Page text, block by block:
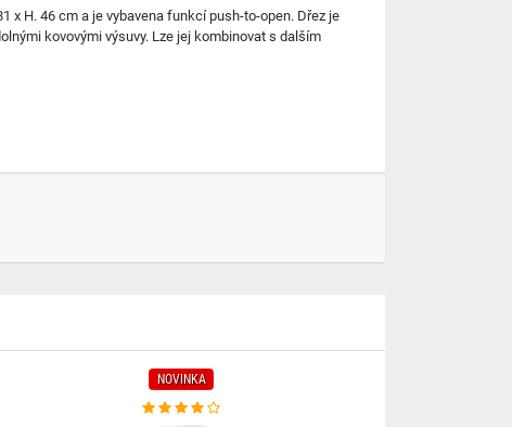
x H. 46 cm a je vybavena funkcí push-to-open. Dřez je
kovovými výsuvy. Lze jej kombinovat s dalším
NOVINKA